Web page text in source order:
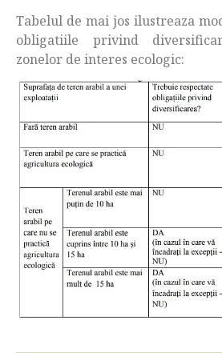
Tabelul de mai jos ilustreaza
obligatiile privind
zonelor de interes ecologic: